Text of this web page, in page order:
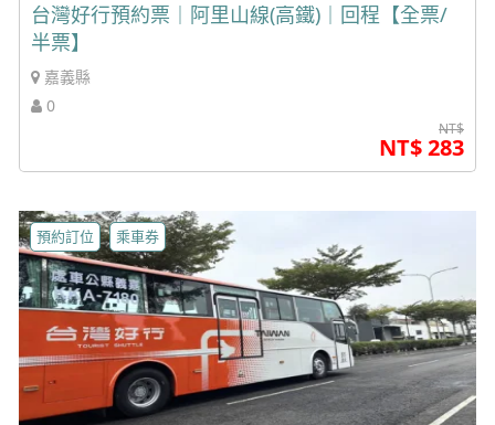
台灣好行預約票｜阿里山線(高鐵)｜回程【全票/
半票】
嘉義縣
0
NT$
NT$ 283
預約訂位 乘車券